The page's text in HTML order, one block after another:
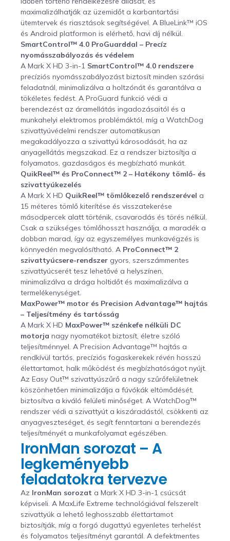
maximalizálhatják az üzemidőt a karbantartási
ütemtervek és riasztások segítségével. A BlueLink™ iOS
és Android platformon is elérhető, havi díj nélkül.
SmartControl™ 4.0 ProGuarddal – Precíz
nyomásszabályozás és védelem
A Mark X HD 3-in-1 SmartControl™ 4.0 rendszere
precíziós nyomásszabályozást biztosít minden szórási
feladatnál, minimalizálva a holtzónát és garantálva a
tökéletes fedést. A ProGuard funkció védi a
berendezést az áramellátás ingadozásaitól és a
munkahelyi elektromos problémáktól, míg a WatchDog
szivattyúvédelmi rendszer automatikusan
megakadályozza a szivattyú károsodását, ha az
anyagellátás megszakad. Ez a rendszer biztosítja a
folyamatos, gazdaságos és megbízható munkát.
QuikReel™ és ProConnect™ 2 – Hatékony tömlő- és
szivattyúkezelés
A Mark X HD QuikReel™ tömlőkezelő rendszerével a
15 méteres tömlő kiterítése és visszatekerése
másodpercek alatt történik, csavarodás és törés nélkül.
Csak a szükséges tömlőhosszt használja, a maradék a
dobban marad, így az egyszemélyes munkavégzés is
könnyedén megvalósítható. A ProConnect™ 2
szivattyúcsere-rendszer gyors, szerszámmentes
szivattyúcserét tesz lehetővé a helyszínen,
minimalizálva a drága holtidőt és maximalizálva a
termelékenységet.
MaxPower™ motor és Precision Advantage™ hajtás
– Teljesítmény és tartósság
A Mark X HD MaxPower™ szénkefe nélküli DC
motorja nagy nyomatékot biztosít, életre szóló
teljesítménnyel. A Precision Advantage™ hajtás a
rendkívül tartós, precíziós fogaskerekek révén hosszú
élettartamot, halk működést és megbízhatóságot nyújt.
Az Easy Out™ szivattyúszűrő a nagy szűrőfelületnek
köszönhetően minimalizálja a fúvókák eltömődését,
biztosítva a kiváló felületi minőséget. A WatchDog™
rendszer védi a szivattyút a kiszáradástól, csökkenti az
anyagveszteséget, és segít fenntartani a berendezés
teljesítményét a munkafolyamat egészében.
IronMan sorozat – A
legkeményebb
feladatokra tervezve
Az IronMan sorozat a Mark X HD 3-in-1 csúcsát
képviseli. A MaxLife Extreme technológiával felszerelt
szivattyúk a lehető leghosszabb élettartamot
biztosítják, míg a forgó dugattyú egyenletes terhelést
és folyamatos teljesítményt garantál. A defektmentes